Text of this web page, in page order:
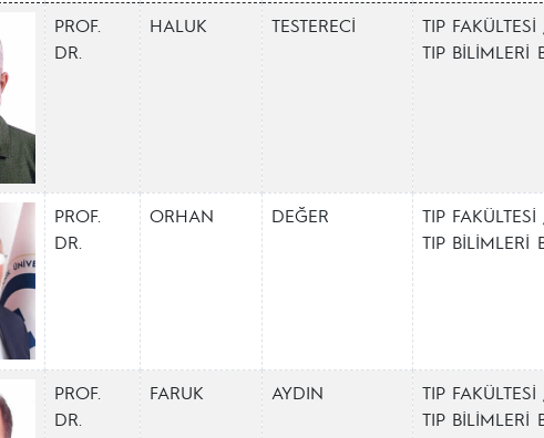
PROF.
DR.
HALUK TESTERECİ
TIP FAKÜLTESİ
TIP BİLİMLERİ
PROF.
DR.
ORHAN DEĞER
TIP FAKÜLTESİ
TIP BİLİMLERİ
PROF.
DR.
FARUK AYDIN
TIP FAKÜLTESİ
TIP BİLİMLERİ